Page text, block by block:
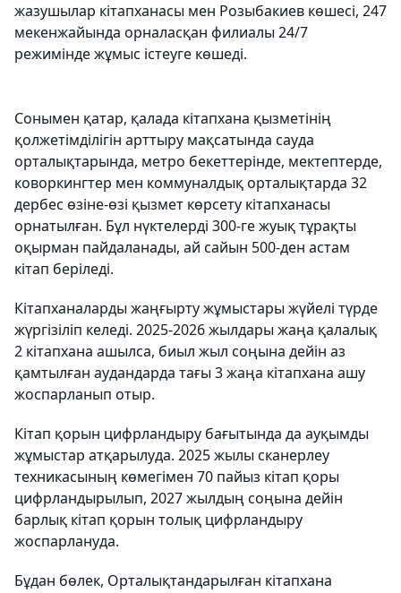
жазушылар кітапханасы мен Розыбакиев көшесі, 247
мекенжайында орналасқан филиалы 24/7
режимінде жұмыс істеуге көшеді.
Сонымен қатар, қалада кітапхана қызметінің
қолжетімділігін арттыру мақсатында сауда
орталықтарында, метро бекеттерінде, мектептерде,
коворкингтер мен коммуналдық орталықтарда 32
дербес өзіне-өзі қызмет көрсету кітапханасы
орнатылған. Бұл нүктелерді 300-ге жуық тұрақты
оқырман пайдаланады, ай сайын 500-ден астам
кітап беріледі.
Кітапханаларды жаңғырту жұмыстары жүйелі түрде
жүргізіліп келеді. 2025-2026 жылдары жаңа қалалық
2 кітапхана ашылса, биыл жыл соңына дейін аз
қамтылған аудандарда тағы 3 жаңа кітапхана ашу
жоспарланып отыр.
Кітап қорын цифрландыру бағытында да ауқымды
жұмыстар атқарылуда. 2025 жылы сканерлеу
техникасының көмегімен 70 пайыз кітап қоры
цифрландырылып, 2027 жылдың соңына дейін
барлық кітап қорын толық цифрландыру
жоспарлануда.
Бұдан бөлек, Орталықтандарылған кітапхана